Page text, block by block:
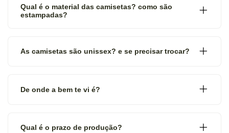
Qual é o material das camisetas? como são
estampadas?
As camisetas são unissex? e se precisar trocar?
De onde a bem te vi é?
Qual é o prazo de produção?